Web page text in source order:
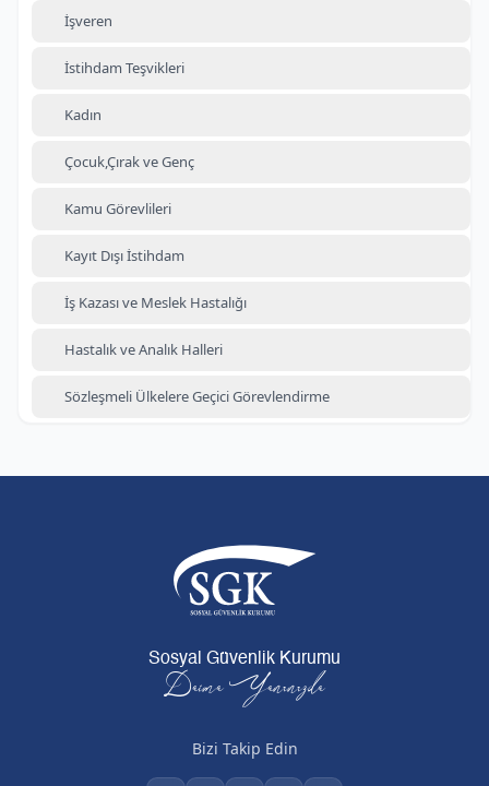
İşveren
İstihdam Teşvikleri
Kadın
Çocuk,Çırak ve Genç
Kamu Görevlileri
Kayıt Dışı İstihdam
İş Kazası ve Meslek Hastalığı
Hastalık ve Analık Halleri
Sözleşmeli Ülkelere Geçici Görevlendirme
Sosyal Güvenlik Kurumu
Daima Yanınızda
Bizi Takip Edin